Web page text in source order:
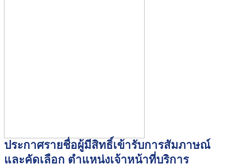
ประกาศรายชื่อผู้มีสิทธิ์เข้ารับการสัมภาษณ์
และคัดเลือก ตำแหน่งเจ้าหน้าที่บริการ